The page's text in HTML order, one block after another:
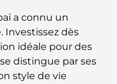
a connu un
Investissez dès
idéale pour des
distingue par ses
style de vie